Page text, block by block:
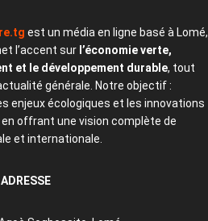
est un média en ligne basé à Lomé,
l’accent sur l’économie verte,
et le développement durable, tout
générale. Notre objectif :
enjeux écologiques et les innovations
offrant une vision complète de
et internationale.